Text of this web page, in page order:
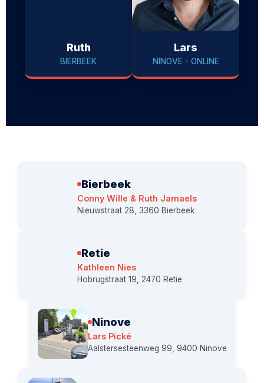
Ruth
BIERBEEK
Lars
NINOVE - ONLINE
Bierbeek
Conny Wille & Ruth Jamaels
Nieuwstraat 28, 3360 Bierbeek
Retie
Kathleen Nies
Hobrugstraat 19, 2470 Retie
Ninove
Lars Pické
Aalstersesteenweg 99, 9400 Ninove